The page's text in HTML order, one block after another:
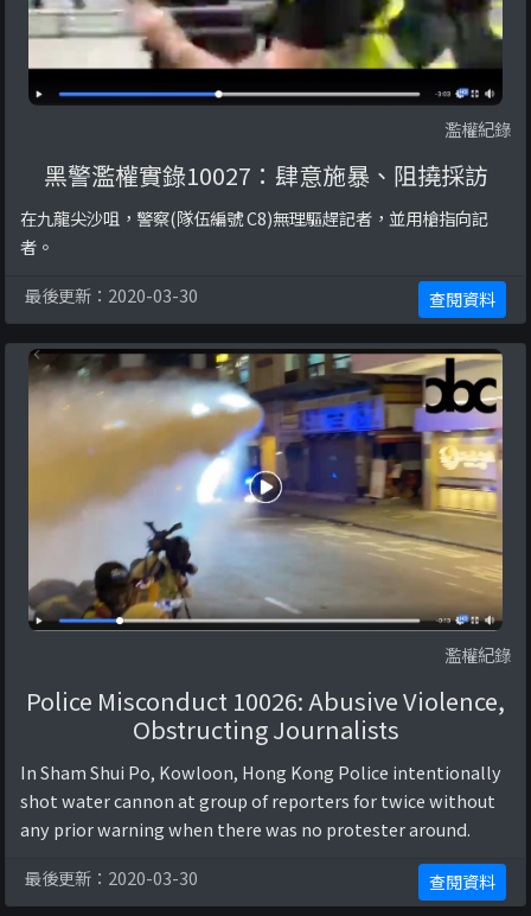
濫權紀錄
黑警濫權實錄10027：肆意施暴、阻撓採訪
在九龍尖沙咀，警察(隊伍編號 C8)無理驅趕記者，並用槍指向記
者。
最後更新：2020-03-30
查閱資料
濫權紀錄
Police Misconduct 10026: Abusive Violence,
Obstructing Journalists
In Sham Shui Po, Kowloon, Hong Kong Police intentionally
shot water cannon at group of reporters for twice without
any prior warning when there was no protester around.
最後更新：2020-03-30
查閱資料